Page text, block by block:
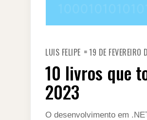
LUIS FELIPE 19 DE FEVEREIRO
10 livros que
2023
O desenvolvimento em